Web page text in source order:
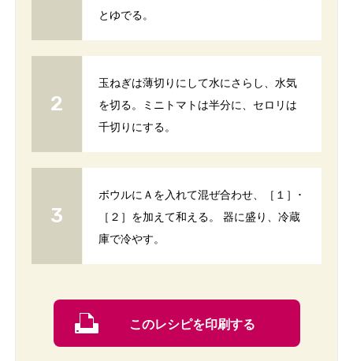
とゆでる。
玉ねぎは薄切りにして水にさらし、水気
を切る。ミニトマトは半分に、セロリは
千切りにする。
ボウルにＡを入れて混ぜ合わせ、［１］･
［２］を加えて和える。 器に盛り、冷蔵
庫で冷やす。
このレシピを印刷する